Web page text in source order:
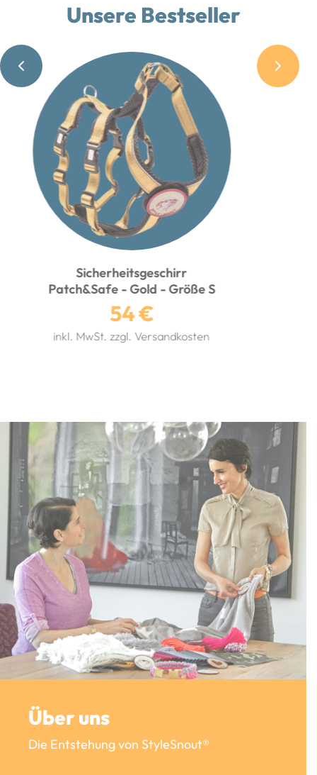
Unsere Bestseller
Sicherungskoppel
Gold
23 €
inkl. MwSt. zzgl. Versandkosten
Über uns
Die Entstehung von StyleSnout®